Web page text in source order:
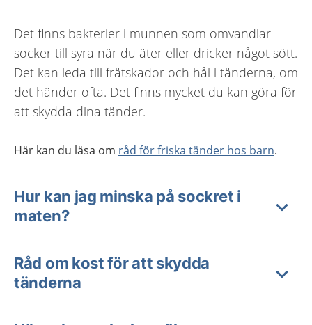
Det finns bakterier i munnen som omvandlar
socker till syra när du äter eller dricker något sött.
Det kan leda till frätskador och hål i tänderna, om
det händer ofta. Det finns mycket du kan göra för
att skydda dina tänder.
Här kan du läsa om råd för friska tänder hos barn.
Hur kan jag minska på sockret i
maten?
Råd om kost för att skydda
tänderna